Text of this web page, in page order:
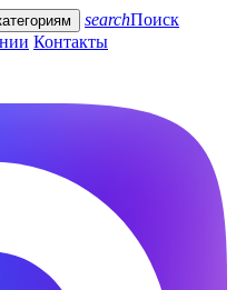
searchПоиск
Контакты